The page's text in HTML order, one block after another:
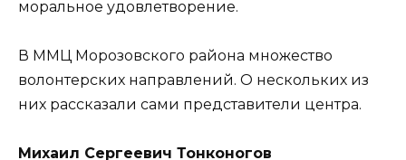
моральное удовлетворение.
В ММЦ Морозовского района множество
волонтерских направлений. О нескольких из
них рассказали сами представители центра.
Михаил Сергеевич Тонконогов